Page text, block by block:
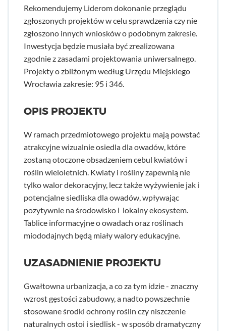
Rekomendujemy Liderom dokonanie przeglądu
zgłoszonych projektów w celu sprawdzenia czy nie
zgłoszono innych wniosków o podobnym zakresie.
Inwestycja będzie musiała być zrealizowana
zgodnie z zasadami projektowania uniwersalnego.
Projekty o zbliżonym według Urzędu Miejskiego
Wrocławia zakresie: 95 i 346.
OPIS PROJEKTU
W ramach przedmiotowego projektu mają powstać
atrakcyjne wizualnie osiedla dla owadów, które
zostaną otoczone obsadzeniem cebul kwiatów i
roślin wieloletnich. Kwiaty i rośliny zapewnią nie
tylko walor dekoracyjny, lecz także wyżywienie jak i
potencjalne siedliska dla owadów, wpływając
pozytywnie na środowisko i lokalny ekosystem.
Tablice informacyjne o owadach oraz roślinach
miododajnych będą miały walory edukacyjne.
UZASADNIENIE PROJEKTU
Gwałtowna urbanizacja, a co za tym idzie - znaczny
wzrost gęstości zabudowy, a nadto powszechnie
stosowane środki ochrony roślin czy niszczenie
naturalnych ostoi i siedlisk - w sposób dramatyczny